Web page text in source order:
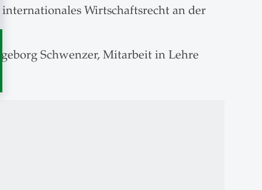
Wirt­schafts­recht an der
Schwenzer, Mit­ar­beit in Lehre